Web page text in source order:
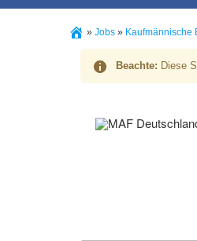
» Jobs » Kaufmännische
Beachte: Diese